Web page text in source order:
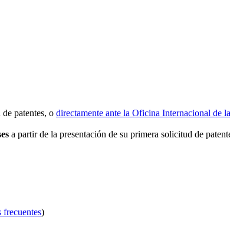
patentes, o directamente ante la Oficina Internacional de
a partir de la presentación de su primera solicitud de
frecuentes)